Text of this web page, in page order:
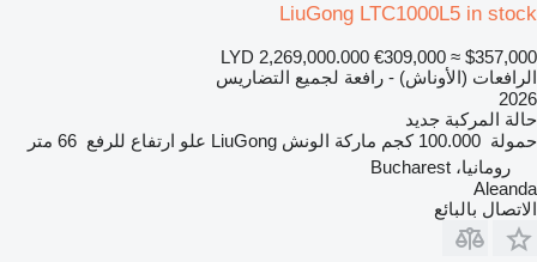
LiuGong LTC1000L5 in stock
LYD 2,269,000.000 €309,000 ≈ $357,000
الرافعات (الأوناش) - رافعة لجميع التضاريس
2026
حالة المركبة جديد
حمولة 100.000 كجم ماركة الونش LiuGong علو ارتفاع للرفع 66 متر
رومانيا، Bucharest
Aleanda
الاتصال بالبائع